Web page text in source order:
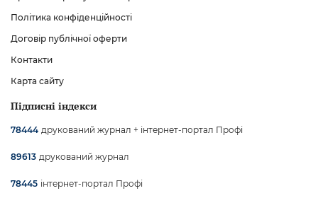
Політика конфіденційності
Договір публічної оферти
Контакти
Карта сайту
Підписні індекси
78444 друкований журнал + інтернет-портал Профі
89613 друкований журнал
78445 інтернет-портал Профі